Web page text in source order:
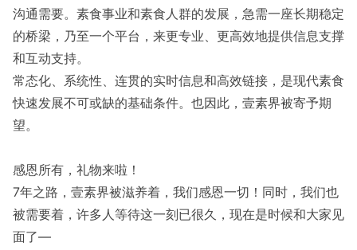
沟通需要。素食事业和素食人群的发展，急需一座长期稳定
的桥梁，乃至一个平台，来更专业、更高效地提供信息支撑
和互动支持。
常态化、系统性、连贯的实时信息和高效链接，是现代素食
快速发展不可或缺的基础条件。也因此，壹素界被寄予期
望。
感恩所有，礼物来啦！
7年之路，壹素界被滋养着，我们感恩一切！同时，我们也
被需要着，许多人等待这一刻已很久，现在是时候和大家见
面了—